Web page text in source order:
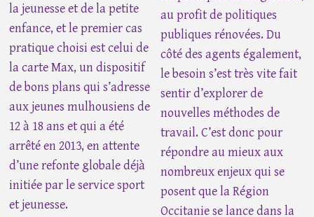
la jeunesse et de la petite
enfance, et le premier cas
pratique choisi est celui de
la carte Max, un dispositif
de bons plans qui s’adresse
aux jeunes mulhousiens de
12 à 18 ans et qui a été
arrêté en 2013, en attente
d’une refonte globale déjà
initiée par le service sport
et jeunesse.
au profit de politiques
publiques rénovées. Du
côté des agents également,
le besoin s’est très vite fait
sentir d’explorer de
nouvelles méthodes de
travail. C’est donc pour
répondre au mieux aux
nombreux enjeux qui se
posent que la Région
Occitanie se lance dans la